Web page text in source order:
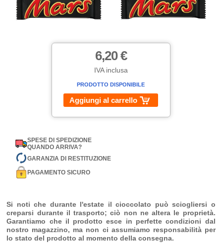
6,20 €
IVA inclusa
PRODOTTO DISPONIBILE
Aggiungi al carrello
SPESE DI SPEDIZIONE
QUANDO ARRIVA?
GARANZIA DI RESTITUZIONE
PAGAMENTO SICURO
Si noti che durante l'estate il cioccolato può sciogliersi o
creparsi durante il trasporto; ciò non ne altera le proprietà.
Garantiamo che il prodotto esce in perfette condizioni dal
nostro magazzino, ma non ci assumiamo responsabilità per
lo stato del prodotto al momento della consegna.